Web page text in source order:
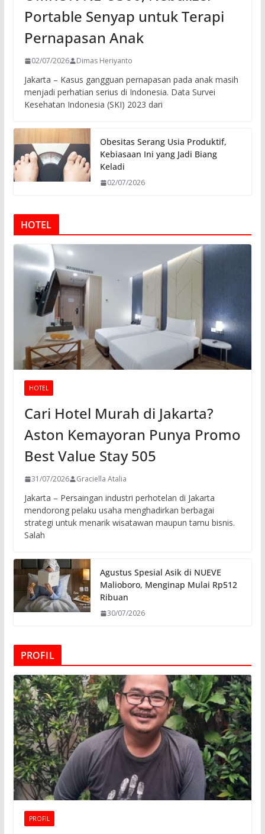
Portable Senyap untuk Terapi
Pernapasan Anak
02/07/2026 Dimas Heriyanto
Jakarta – Kasus gangguan pernapasan pada anak masih
menjadi perhatian serius di Indonesia. Data Survei
Kesehatan Indonesia (SKI) 2023 dari
Obesitas Serang Usia Produktif,
Kebiasaan Ini yang Jadi Biang
Keladi
02/07/2026
HOTEL
HOTEL
Cari Hotel Murah di Jakarta?
Aston Kemayoran Punya Promo
Best Value Stay 505
31/07/2026 Graciella Atalia
Jakarta – Persaingan industri perhotelan di Jakarta
mendorong pelaku usaha menghadirkan berbagai
strategi untuk menarik wisatawan maupun tamu bisnis.
Salah
Agustus Spesial Asik di NUEVE
Malioboro, Menginap Mulai Rp512
Ribuan
30/07/2026
PROFIL
PROFIL